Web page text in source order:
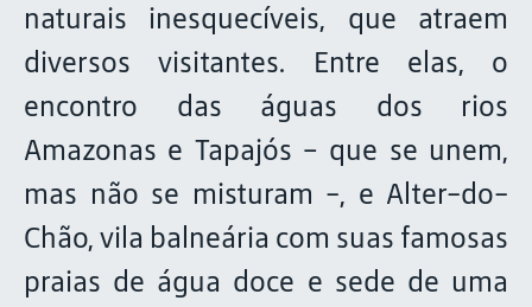
naturais inesquecíveis, que atraem
diversos visitantes. Entre elas, o
encontro das águas dos rios
Amazonas e Tapajós – que se unem,
mas não se misturam -, e Alter-do-
Chão, vila balneária com suas famosas
praias de água doce e sede de uma